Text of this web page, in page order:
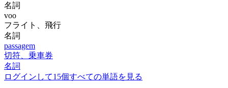
名詞
voo
フライト、飛行
名詞
passagem
切符、乗車券
名詞
ログインして15個すべての単語を見る